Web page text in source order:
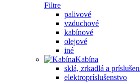
Filtre
palivové
vzduchové
kabínové
olejové
iné
Kabína
sklá, zrkadlá a
elektropríslušenstvo